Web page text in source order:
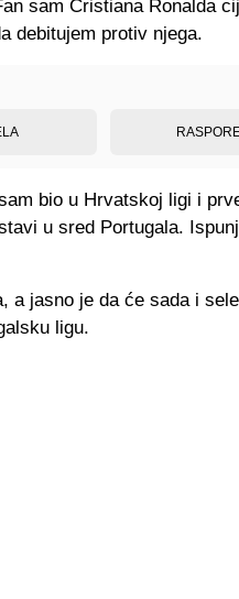
sam Cristiana Ronalda
debitujem protiv njega.
bio u Hrvatskoj ligi i
u sred Portugala.
a jasno je da će sada i
ligu.